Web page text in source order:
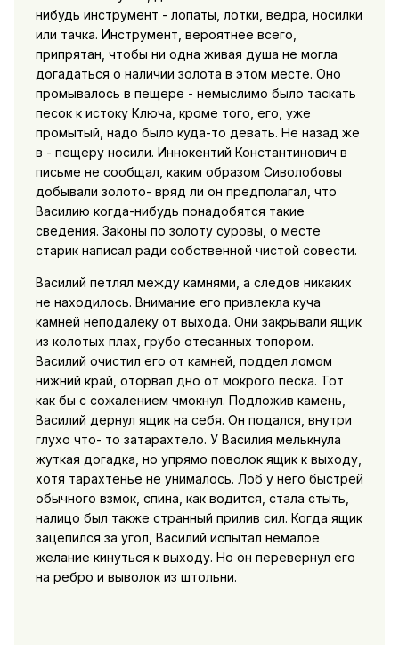
нибудь инструмент - лопаты, лотки, ведра, носилки
или тачка. Инструмент, вероятнее всего,
припрятан, чтобы ни одна живая душа не могла
догадаться о наличии золота в этом месте. Оно
промывалось в пещере - немыслимо было таскать
песок к истоку Ключа, кроме того, его, уже
промытый, надо было куда-то девать. Не назад же
в - пещеру носили. Иннокентий Константинович в
письме не сообщал, каким образом Сиволобовы
добывали золото- вряд ли он предполагал, что
Василию когда-нибудь понадобятся такие
сведения. Законы по золоту суровы, о месте
старик написал ради собственной чистой совести.
Василий петлял между камнями, а следов никаких
не находилось. Внимание его привлекла куча
камней неподалеку от выхода. Они закрывали ящик
из колотых плах, грубо отесанных топором.
Василий очистил его от камней, поддел ломом
нижний край, оторвал дно от мокрого песка. Тот
как бы с сожалением чмокнул. Подложив камень,
Василий дернул ящик на себя. Он подался, внутри
глухо что- то затарахтело. У Василия мелькнула
жуткая догадка, но упрямо поволок ящик к выходу,
хотя тарахтенье не унималось. Лоб у него быстрей
обычного взмок, спина, как водится, стала стыть,
налицо был также странный прилив сил. Когда ящик
зацепился за угол, Василий испытал немалое
желание кинуться к выходу. Но он перевернул его
на ребро и выволок из штольни.